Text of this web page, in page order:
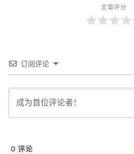
文章评分
订阅评论
0 评论